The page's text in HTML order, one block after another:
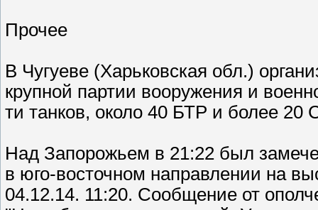
Прочее
В Чугуеве (Харьковская обл.)
крупной партии вооружения и
ти танков, около 40 БТР и более 20
Над Запорожьем в 21:22 был
в юго-восточном направлении на
04.12.14. 11:20. Сообщение от